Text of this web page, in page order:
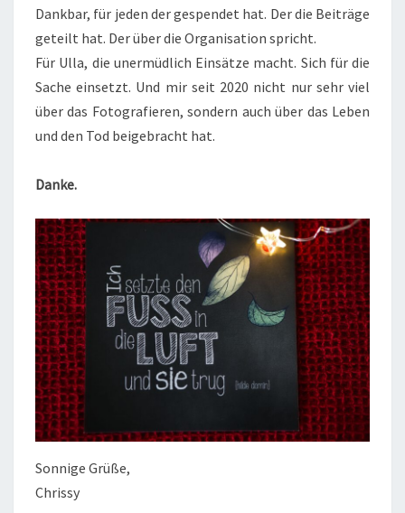
Dankbar, für jeden der gespendet hat. Der die Beiträge
geteilt hat. Der über die Organisation spricht.
Für Ulla, die unermüdlich Einsätze macht. Sich für die
Sache einsetzt. Und mir seit 2020 nicht nur sehr viel
über das Fotografieren, sondern auch über das Leben
und den Tod beigebracht hat.
Danke.
Sonnige Grüße,
Chrissy